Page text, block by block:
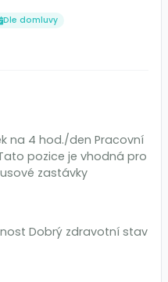
Dle domluvy
na 4 hod./den Pracovní
pozice je vhodná pro
zastávky
Dobrý zdravotní stav